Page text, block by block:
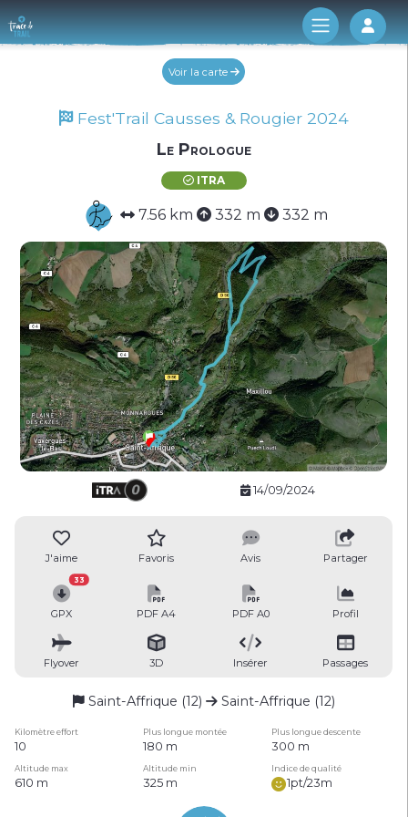
Log
Voir la carte
Fest'Trail Causses & Rougier 2024
Le Prologue
ITRA
7.56 km 332 m 332 m
14/09/2024
J'aime Favoris Avis Partager
GPX
33
PDF A4 PDF A0 Profil
Flyover 3D Insérer Passages
Saint-Affrique (12) Saint-Affrique (12)
Kilomètre effort Plus longue montée Plus longue descente
10 180 m 300 m
Altitude max Altitude min Indice de qualité
610 m 325 m 1pt/23m